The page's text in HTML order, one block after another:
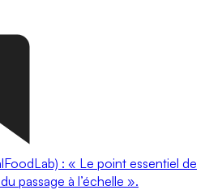
: « Le point essentiel de
passage à l’échelle ».